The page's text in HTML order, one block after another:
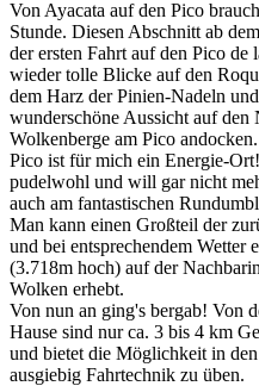
Von Ayacata auf den Pico
Stunde. Diesen Abschnitt ab
der ersten Fahrt auf den Pico
wieder tolle Blicke auf den
dem Harz der Pinien-Nadeln
wunderschöne Aussicht auf
Wolkenberge am Pico
Pico ist für mich ein Energie-
pudelwohl und will gar nicht
auch am fantastischen
Man kann einen Großteil der
und bei entsprechendem Wetter
(3.718m hoch) auf der
Wolken erhebt.
Von nun an ging's bergab! Von
Hause sind nur ca. 3 bis 4 km
und bietet die Möglichkeit in
ausgiebig Fahrtechnik zu üben.